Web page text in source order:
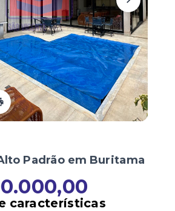
Padrão em Buritama
características